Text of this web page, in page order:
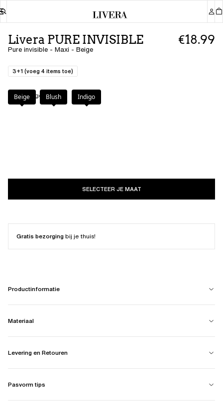
Livera PURE INVISIBLE
Pure invisible - Maxi - Beige
€18.99
3+1 (voeg 4 items toe)
Kleur:Beige
Beige Blush Indigo
SELECTEER JE MAAT
Gratis bezorgingbij je thuis!
Productinformatie
Materiaal
Levering en Retouren
Pasvorm tips